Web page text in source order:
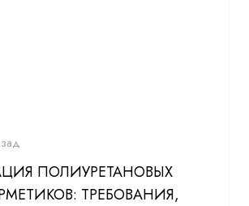
ПОЛИУРЕТАНОВЫХ
ТРЕБОВАНИЯ,